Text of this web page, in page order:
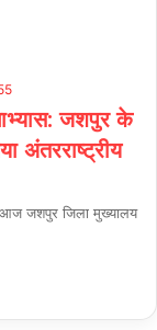
जशपुर के
अंतरराष्ट्रीय
आज जशपुर जिला मुख्यालय